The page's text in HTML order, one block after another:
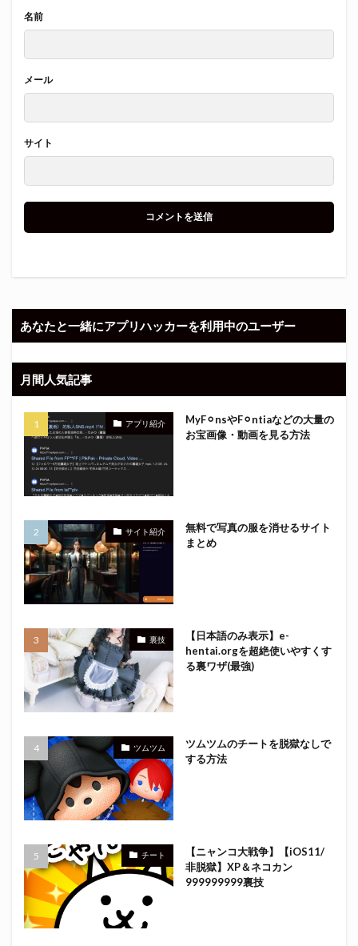
名前
メール
サイト
あなたと一緒にアプリハッカーを利用中のユーザー
月間人気記事
アプリ紹介
MyF⚪︎nsやF⚪︎ntiaなどの大量の
お宝画像・動画を見る方法
サイト紹介
無料で写真の服を消せるサイト
まとめ
裏技
【日本語のみ表示】e-
hentai.orgを超絶使いやすくす
る裏ワザ(最強)
ツムツム
ツムツムのチートを脱獄なしで
する方法
チート
【ニャンコ大戦争】【iOS11/
非脱獄】XP＆ネコカン
999999999裏技